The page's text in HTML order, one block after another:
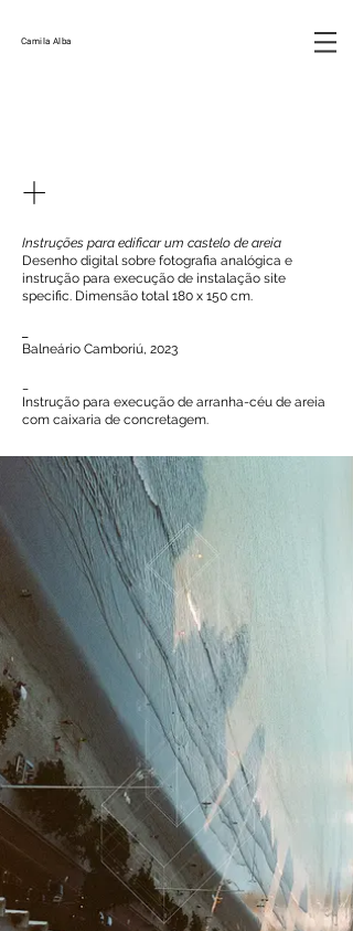
Camila Alba
+
Instruções para edificar um castelo de areia
Desenho digital sobre fotografia analógica e
instrução para execução de instalação site
specific. Dimensão total 180 x 150 cm.
Balneário Camboriú, 2023
Instrução para execução de arranha-céu de areia
com caixaria de concretagem.